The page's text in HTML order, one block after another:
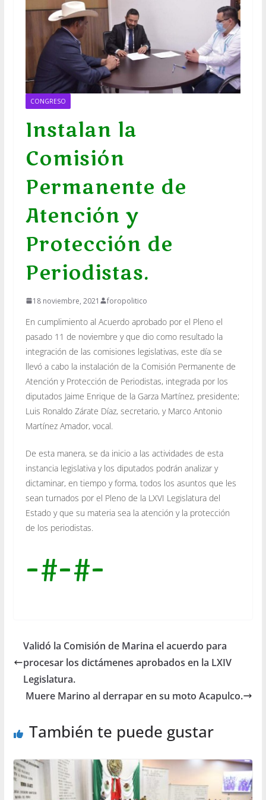
CONGRESO
Instalan la
Comisión
Permanente de
Atención y
Protección de
Periodistas.
18 noviembre, 2021 foropolitico
En cumplimiento al Acuerdo aprobado por el Pleno el
pasado 11 de noviembre y que dio como resultado la
integración de las comisiones legislativas, este día se
llevó a cabo la instalación de la Comisión Permanente de
Atención y Protección de Periodistas, integrada por los
diputados Jaime Enrique de la Garza Martínez, presidente;
Luis Ronaldo Zárate Díaz, secretario, y Marco Antonio
Martínez Amador, vocal.
De esta manera, se da inicio a las actividades de esta
instancia legislativa y los diputados podrán analizar y
dictaminar, en tiempo y forma, todos los asuntos que les
sean turnados por el Pleno de la LXVI Legislatura del
Estado y que su materia sea la atención y la protección
de los periodistas.
-#-#-
Validó la Comisión de Marina el acuerdo para
procesar los dictámenes aprobados en la LXIV
Legislatura.
Muere Marino al derrapar en su moto Acapulco.
También te puede gustar